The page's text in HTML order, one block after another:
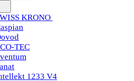
KRONO
TEC
1233 V4